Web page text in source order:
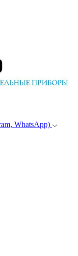
WhatsApp)